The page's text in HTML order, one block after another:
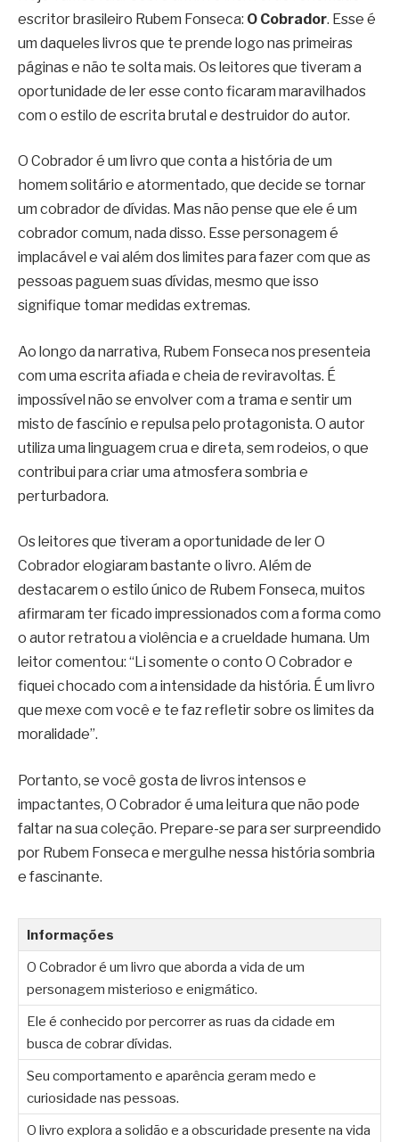
escritor brasileiro Rubem Fonseca: O Cobrador. Esse é
um daqueles livros que te prende logo nas primeiras
páginas e não te solta mais. Os leitores que tiveram a
oportunidade de ler esse conto ficaram maravilhados
com o estilo de escrita brutal e destruidor do autor.
O Cobrador é um livro que conta a história de um
homem solitário e atormentado, que decide se tornar
um cobrador de dívidas. Mas não pense que ele é um
cobrador comum, nada disso. Esse personagem é
implacável e vai além dos limites para fazer com que as
pessoas paguem suas dívidas, mesmo que isso
signifique tomar medidas extremas.
Ao longo da narrativa, Rubem Fonseca nos presenteia
com uma escrita afiada e cheia de reviravoltas. É
impossível não se envolver com a trama e sentir um
misto de fascínio e repulsa pelo protagonista. O autor
utiliza uma linguagem crua e direta, sem rodeios, o que
contribui para criar uma atmosfera sombria e
perturbadora.
Os leitores que tiveram a oportunidade de ler O
Cobrador elogiaram bastante o livro. Além de
destacarem o estilo único de Rubem Fonseca, muitos
afirmaram ter ficado impressionados com a forma como
o autor retratou a violência e a crueldade humana. Um
leitor comentou: “Li somente o conto O Cobrador e
fiquei chocado com a intensidade da história. É um livro
que mexe com você e te faz refletir sobre os limites da
moralidade”.
Portanto, se você gosta de livros intensos e
impactantes, O Cobrador é uma leitura que não pode
faltar na sua coleção. Prepare-se para ser surpreendido
por Rubem Fonseca e mergulhe nessa história sombria
e fascinante.
Informações
O Cobrador é um livro que aborda a vida de um
personagem misterioso e enigmático.
Ele é conhecido por percorrer as ruas da cidade em
busca de cobrar dívidas.
Seu comportamento e aparência geram medo e
curiosidade nas pessoas.
O livro explora a solidão e a obscuridade presente na vida